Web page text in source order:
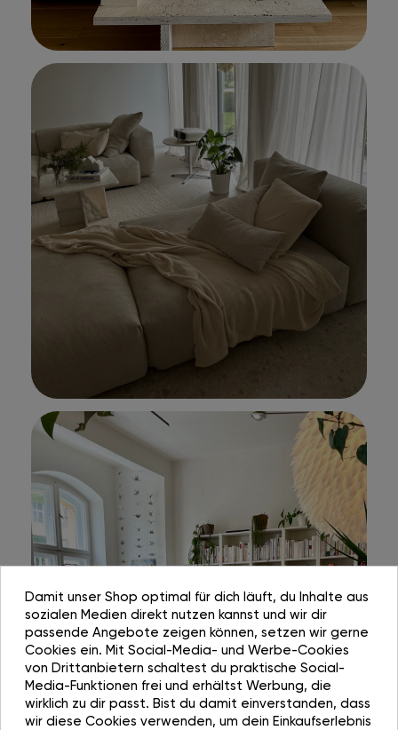
Damit unser Shop optimal für dich läuft, du Inhalte aus
sozialen Medien direkt nutzen kannst und wir dir
passende Angebote zeigen können, setzen wir gerne
Cookies ein. Mit Social-Media- und Werbe-Cookies
von Drittanbietern schaltest du praktische Social-
Media-Funktionen frei und erhältst Werbung, die
wirklich zu dir passt. Bist du damit einverstanden, dass
wir diese Cookies verwenden, um dein Einkaufserlebnis